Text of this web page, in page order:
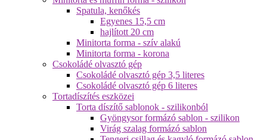
Spatula, kenőkés
Egyenes 15,5 cm
hajlított 20 cm
Minitorta forma - szív alakú
Minitorta forma - korona
Csokoládé olvasztó gép
Csokoládé olvasztó gép 3,5 literes
Csokoládé olvasztó gép 6 literes
Tortadíszítés eszközei
Torta díszítő sablonok - szilikonból
Gyöngysor formázó sablon - szilikon
Virág szalag formázó sablon